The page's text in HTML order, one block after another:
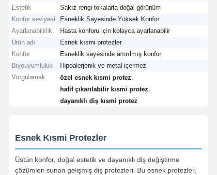
Estetik
Sakız rengi tokalarla doğal görünüm
Konfor seviyesi
Esneklik Sayesinde Yüksek Konfor
Ayarlanabilirlik
Hasta konforu için kolayca ayarlanabilir
Ürün adı
Esnek kısmi protezler
Konfor
Esneklik sayesinde artırılmış konfor
Biyouyumluluk
Hipoalerjenik ve metal içermez
Vurgulamak:
özel esnek kısmi protez
hafif çıkarılabilir kısmi protez
dayanıklı diş kısmi protez
Esnek Kısmi Protezler
Üstün konfor, doğal estetik ve dayanıklı diş değiştirme
çözümleri sunan gelişmiş diş protezleri. Bu esnek protezler,